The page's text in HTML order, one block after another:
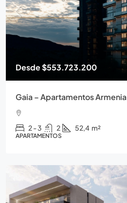
Desde$553.723.200
Gaia – Apartamentos Armenia
2 - 3 2 52,4 m²
APARTAMENTOS